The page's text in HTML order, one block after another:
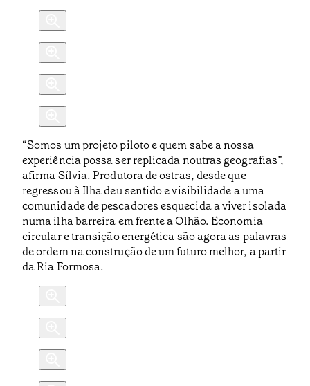
“Somos um projeto piloto e quem sabe a nossa
experiência possa ser replicada noutras geografias”,
afirma Sílvia. Produtora de ostras, desde que
regressou à Ilha deu sentido e visibilidade a uma
comunidade de pescadores esquecida a viver isolada
numa ilha barreira em frente a Olhão. Economia
circular e transição energética são agora as palavras
de ordem na construção de um futuro melhor, a partir
da Ria Formosa.